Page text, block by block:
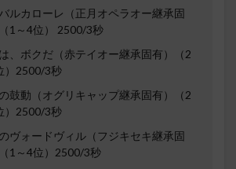
ルカローレ（正月オペラオー継承固
1～4位） 2500/3秒
、ボクだ（赤テイオー継承固有）（2
）2500/3秒
鼓動（オグリキャップ継承固有）（2
）2500/3秒
ヴォードヴィル（フジキセキ継承固
1～4位）2500/3秒